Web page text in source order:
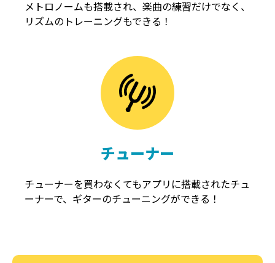
メトロノームも搭載され、楽曲の練習だけでなく、
リズムのトレーニングもできる！
チューナー
チューナーを買わなくてもアプリに搭載されたチュ
ーナーで、ギターのチューニングができる！